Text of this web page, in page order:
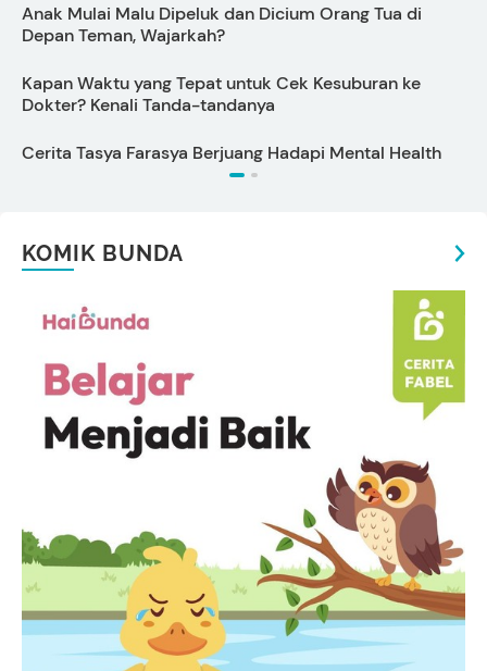
Anak Mulai Malu Dipeluk dan Dicium Orang Tua di
Depan Teman, Wajarkah?
Kapan Waktu yang Tepat untuk Cek Kesuburan ke
Dokter? Kenali Tanda-tandanya
Cerita Tasya Farasya Berjuang Hadapi Mental Health
KOMIK BUNDA